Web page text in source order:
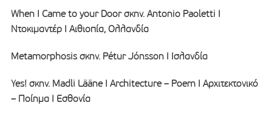
When I Came to your Door σκην. Antonio Paoletti I
Ντοκιμαντέρ I Αιθιοπία, Ολλανδία
Metamorphosis σκην. Pétur Jónsson I Ισλανδία
Yes! σκην. Madli Lääne I Architecture – Poem I Αρχιτεκτονικό
– Ποίημα I Εσθονία